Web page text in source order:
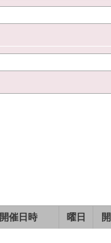
開催日時 曜日